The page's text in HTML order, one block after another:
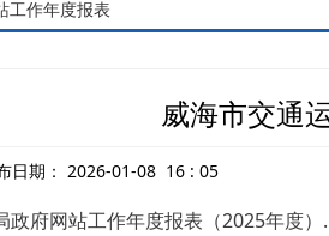
工作年度报表
威海市交通
日期： 2026-01-08 16 : 05
政府网站工作年度报表（2025年度